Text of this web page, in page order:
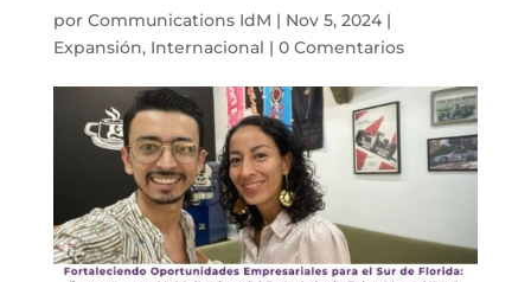
por Communications IdM | Nov 5, 2024|
Expansión, Internacional | 0 Comentarios